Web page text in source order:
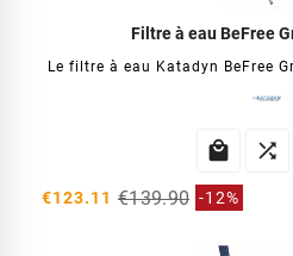
Filtre à eau BeFree
Le filtre à eau Katadyn BeFree
 
€123.11 €139.90 -12%